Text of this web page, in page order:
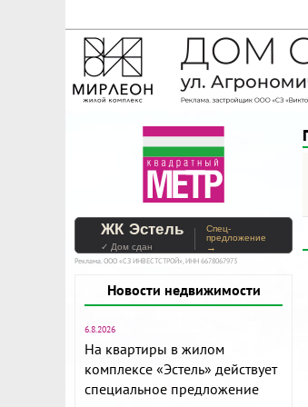
На Метре
Помогайте
ЖК Эстель
✓ Дом сдан
Спец-
предложение
→
Реклама. ООО «СЗ ИНВЕСТСТРОЙ», ИНН 6678067973
Новости недвижимости
6.8.2026
На квартиры в жилом
комплексе «Эстель» действует
специальное предложение